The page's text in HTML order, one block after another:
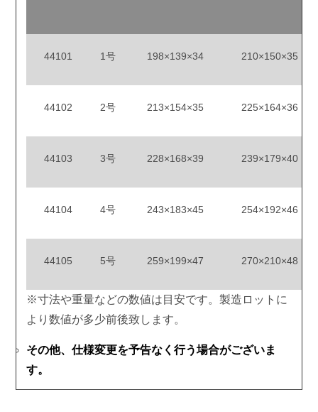
44101 1号 198×139×34 210×150×35
44102 2号 213×154×35 225×164×36
44103 3号 228×168×39 239×179×40
44104 4号 243×183×45 254×192×46
44105 5号 259×199×47 270×210×48
※寸法や重量などの数値は目安です。製造ロットに
より数値が多少前後致します。
その他、仕様変更を予告なく行う場合がございま
す。